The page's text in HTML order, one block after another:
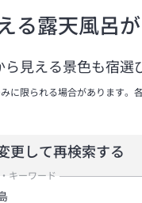
る露天風呂
ら見える景色も宿選
に限られる場合があります。
更して再検索する
キーワード